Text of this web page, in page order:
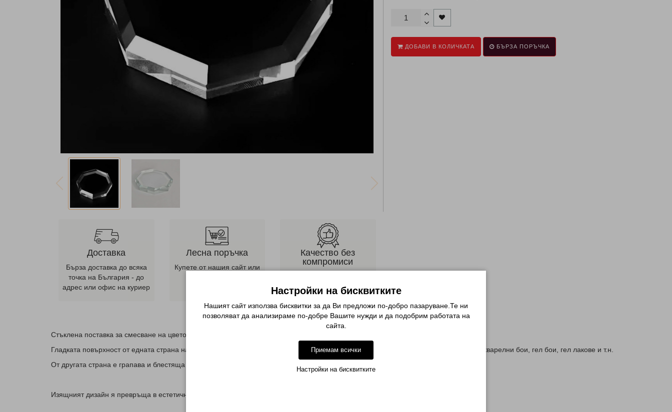
Доставка
Бърза доставка до всяка
точка на България - до
адрес или офис на куриер
Лесна поръчка
Купете от нашия сайт или
Качество без
компромиси
персонална консултация
ДОБАВИ В КОЛИЧКАТА БЪРЗА ПОРЪЧКА
Описание
Стъклена поставка за смесване на цветове
Гладката повърхност от едната страна на поставката я прави универсална за употреба при смесването на различни материали: акварелни бои, гел бои, гел лакове и т.н.
От другата страна е грапава и блестяща за перфектни снимки.
Изящният дизайн я превръща в естетично допълнение към работното място.
Настройки на бисквитките
Нашият сайт използва бисквитки за да Ви предложи по-добро пазаруване.Те ни
позволяват да анализираме по-добре Вашите нужди и да подобрим работата на
сайта.
Приемам всички
Настройки на бисквитките